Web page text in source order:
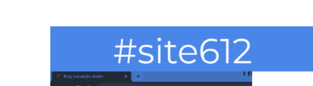
no